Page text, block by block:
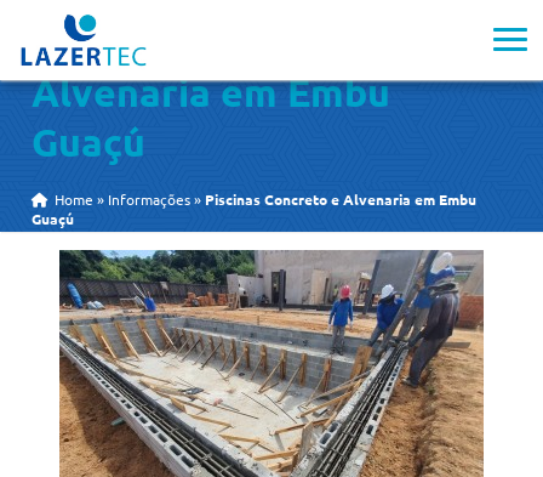
Piscinas Concreto e
Alvenaria em Embu
Guaçú
Home » Informações » Piscinas Concreto e Alvenaria em Embu
Guaçú